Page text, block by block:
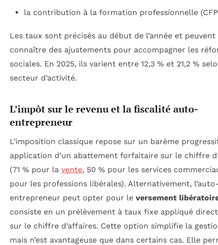
la contribution à la formation professionnelle
Les taux sont précisés au début de l’année et peuvent
connaître des ajustements pour accompagner les
sociales. En 2025, ils varient entre 12,3 % et 21,2 %
secteur d’activité.
L’impôt sur le revenu et la fiscalité auto-
entrepreneur
L’imposition classique repose sur un barème
application d’un abattement forfaitaire sur le chiffre
(71 % pour la vente, 50 % pour les services
pour les professions libérales). Alternativement,
entrepreneur peut opter pour le versement
consiste en un prélèvement à taux fixe appliqué
sur le chiffre d’affaires. Cette option simplifie la
mais n’est avantageuse que dans certains cas. Elle